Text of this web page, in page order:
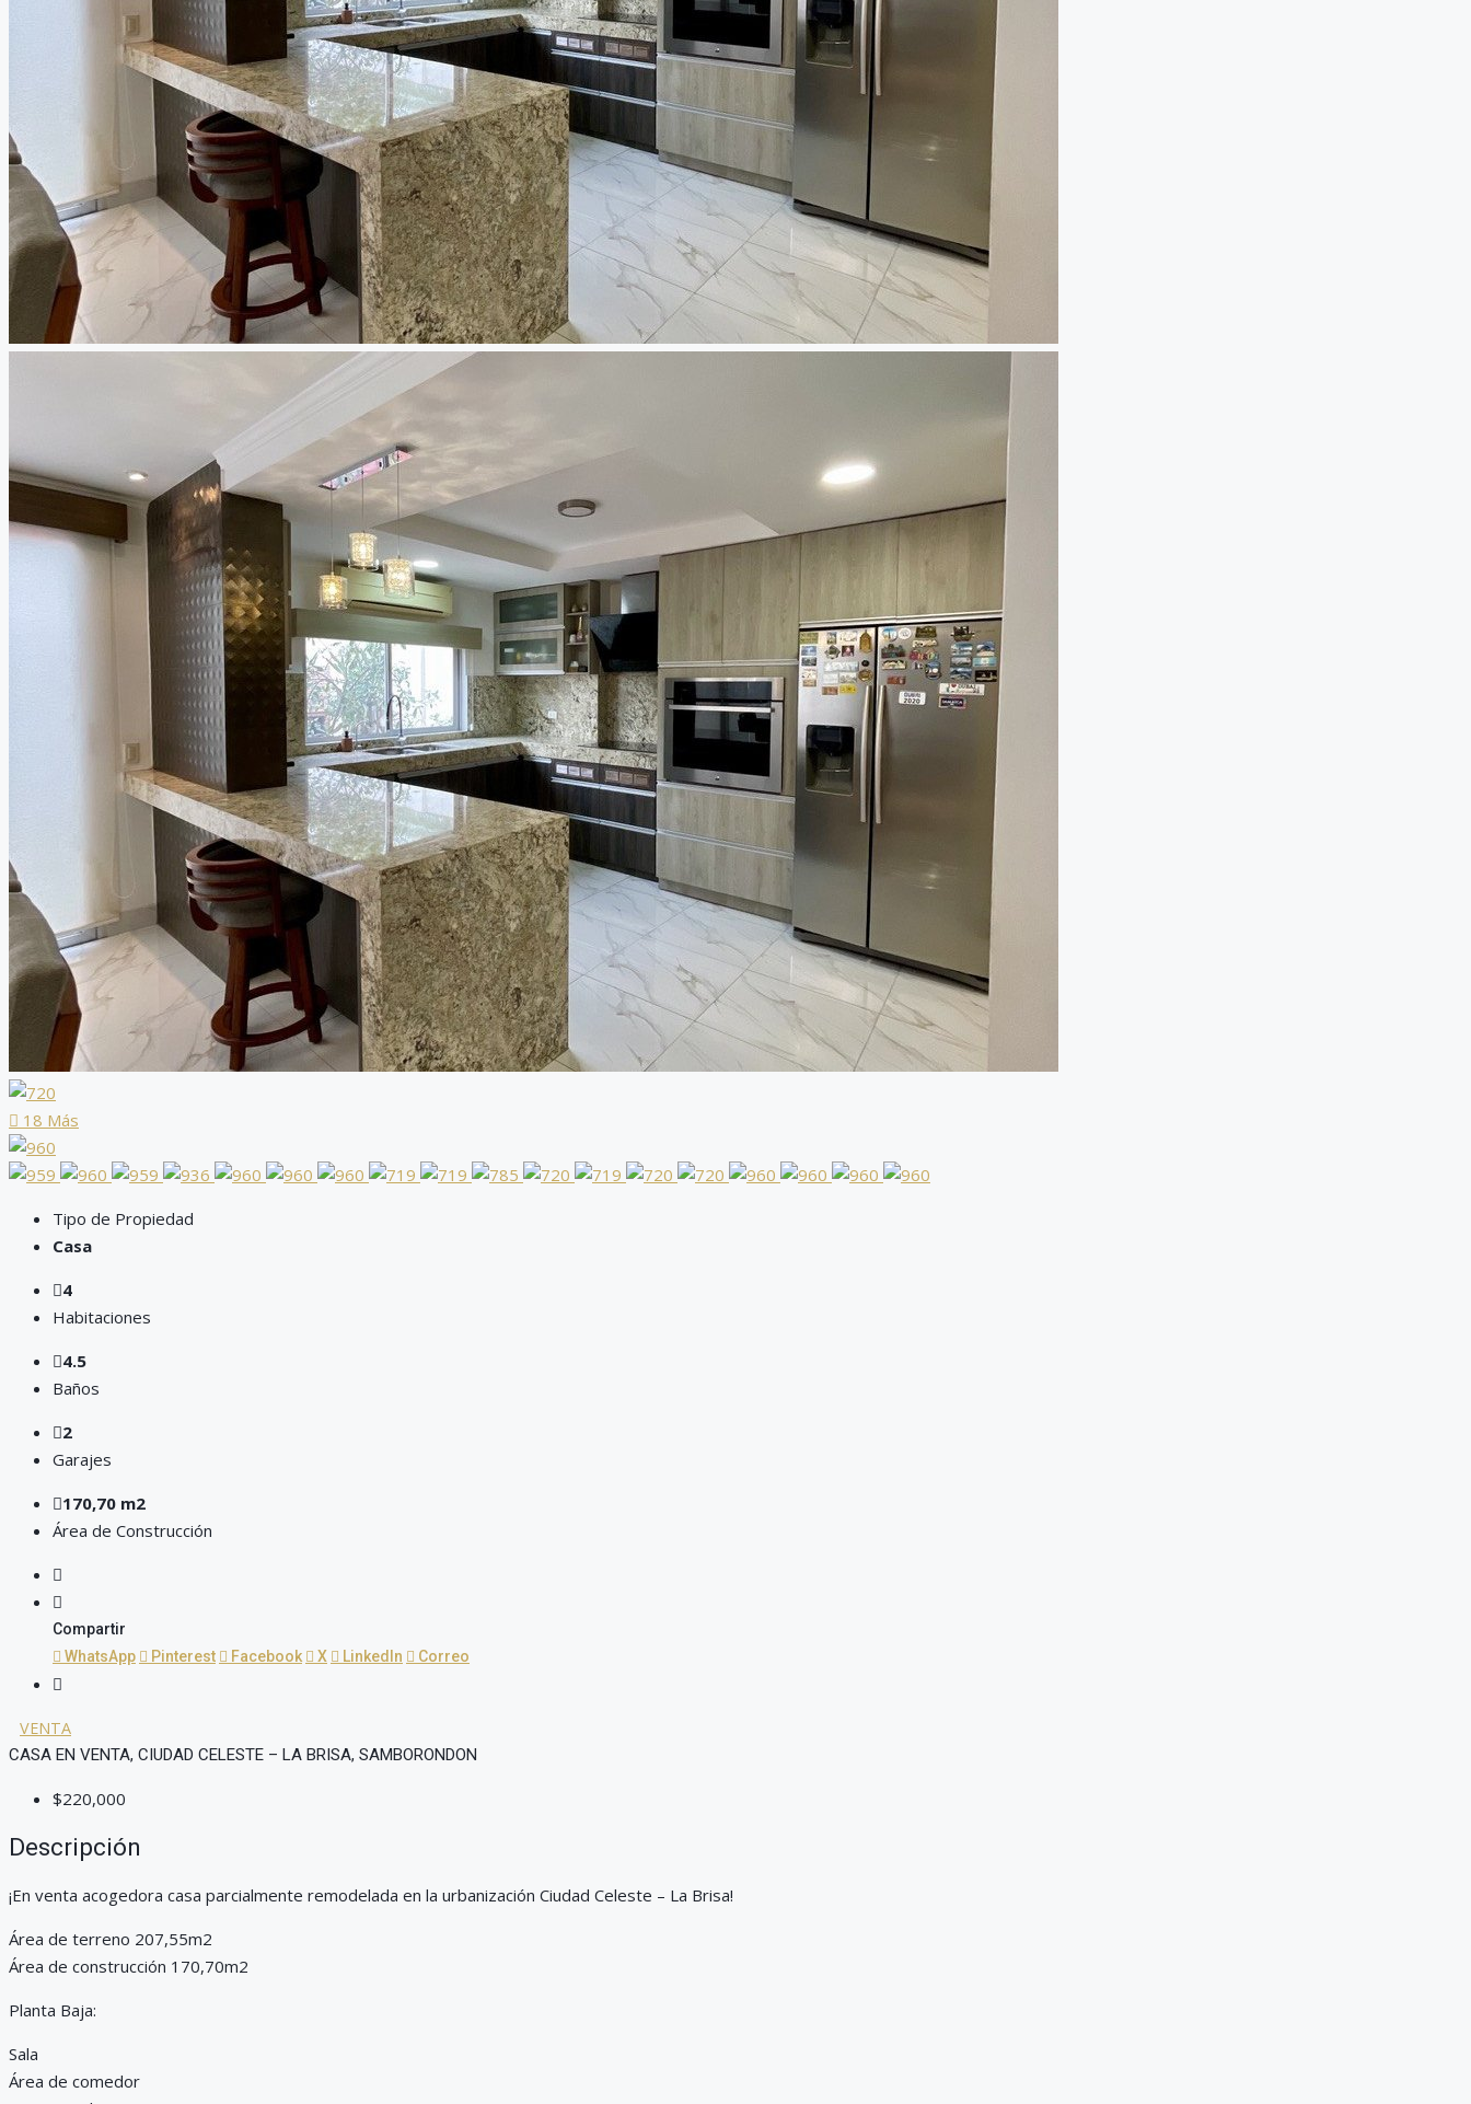
18 Más
Tipo de Propiedad
Casa
4
Habitaciones
4.5
Baños
2
Garajes
170,70 m2
Área de Construcción
Compartir
WhatsApp
Pinterest Facebook X LinkedIn Correo
VENTA
CASA EN VENTA, CIUDAD CELESTE – LA BRISA, SAMBORONDON
$220,000
Descripción
¡En venta acogedora casa parcialmente remodelada en la urbanización Ciudad Celeste – La Brisa!
Área de terreno 207,55m2
Área de construcción 170,70m2
Planta Baja:
Sala
Área de comedor